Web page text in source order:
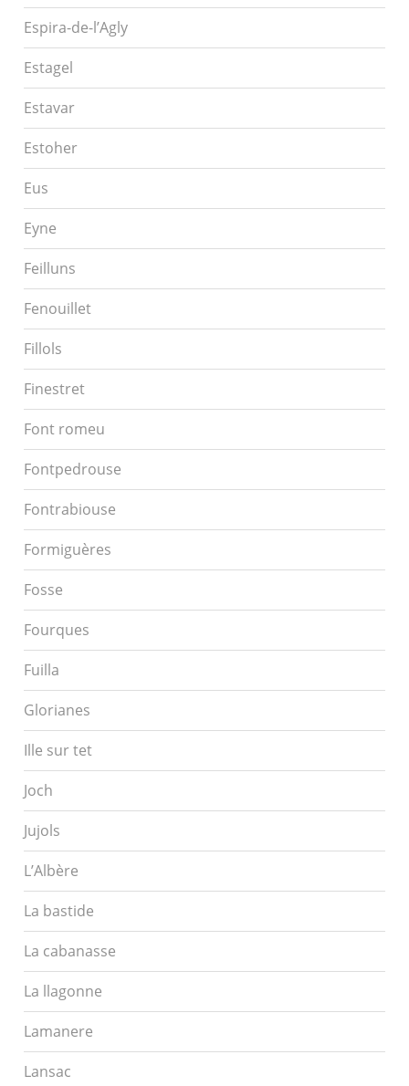
Espira-de-l’Agly
Estagel
Estavar
Estoher
Eus
Eyne
Feilluns
Fenouillet
Fillols
Finestret
Font romeu
Fontpedrouse
Fontrabiouse
Formiguères
Fosse
Fourques
Fuilla
Glorianes
Ille sur tet
Joch
Jujols
L’Albère
La bastide
La cabanasse
La llagonne
Lamanere
Lansac